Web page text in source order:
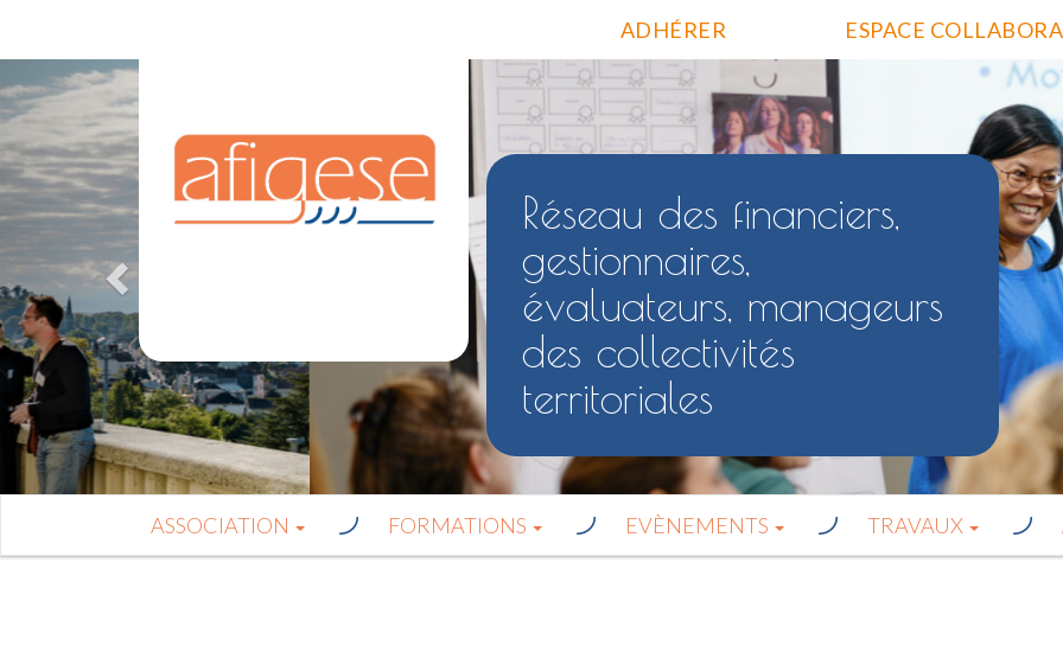
ESPACE
ADHÉRER
Réseau des financiers,
gestionnaires,
évaluateurs, manageurs
des collectivités
territoriales
ASSOCIATION FORMATIONS EVÈNEMENTS TRAVAUX